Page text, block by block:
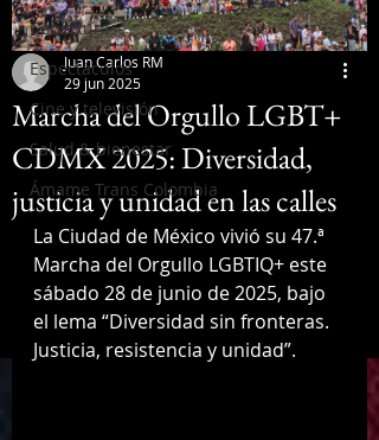
Coberturas
Espectáculos
Cine y televisión
Salud & bienestar
Ámame Trans Colombia
Marcha del Orgullo LGBT+
CDMX 2025: Diversidad,
justicia y unidad en las calles
Juan Carlos RM
29 jun 2025
La Ciudad de México vivió su 47.ª
Marcha del Orgullo LGBTIQ+ este
sábado 28 de junio de 2025, bajo
el lema “Diversidad sin fronteras.
Justicia, resistencia y unidad”.